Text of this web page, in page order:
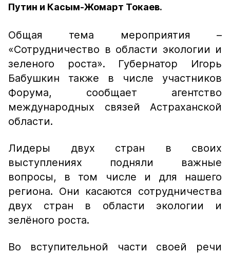
Путин и Касым-Жомарт Токаев.
Общая тема мероприятия –
«Сотрудничество в области экологии и
зеленого роста». Губернатор Игорь
Бабушкин также в числе участников
Форума, сообщает агентство
международных связей Астраханской
области.
Лидеры двух стран в своих
выступлениях подняли важные
вопросы, в том числе и для нашего
региона. Они касаются сотрудничества
двух стран в области экологии и
зелёного роста.
Во вступительной части своей речи